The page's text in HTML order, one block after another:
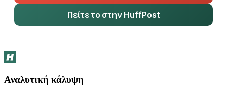
Πείτε το στην HuffPost
Αναλυτική κάλυψη